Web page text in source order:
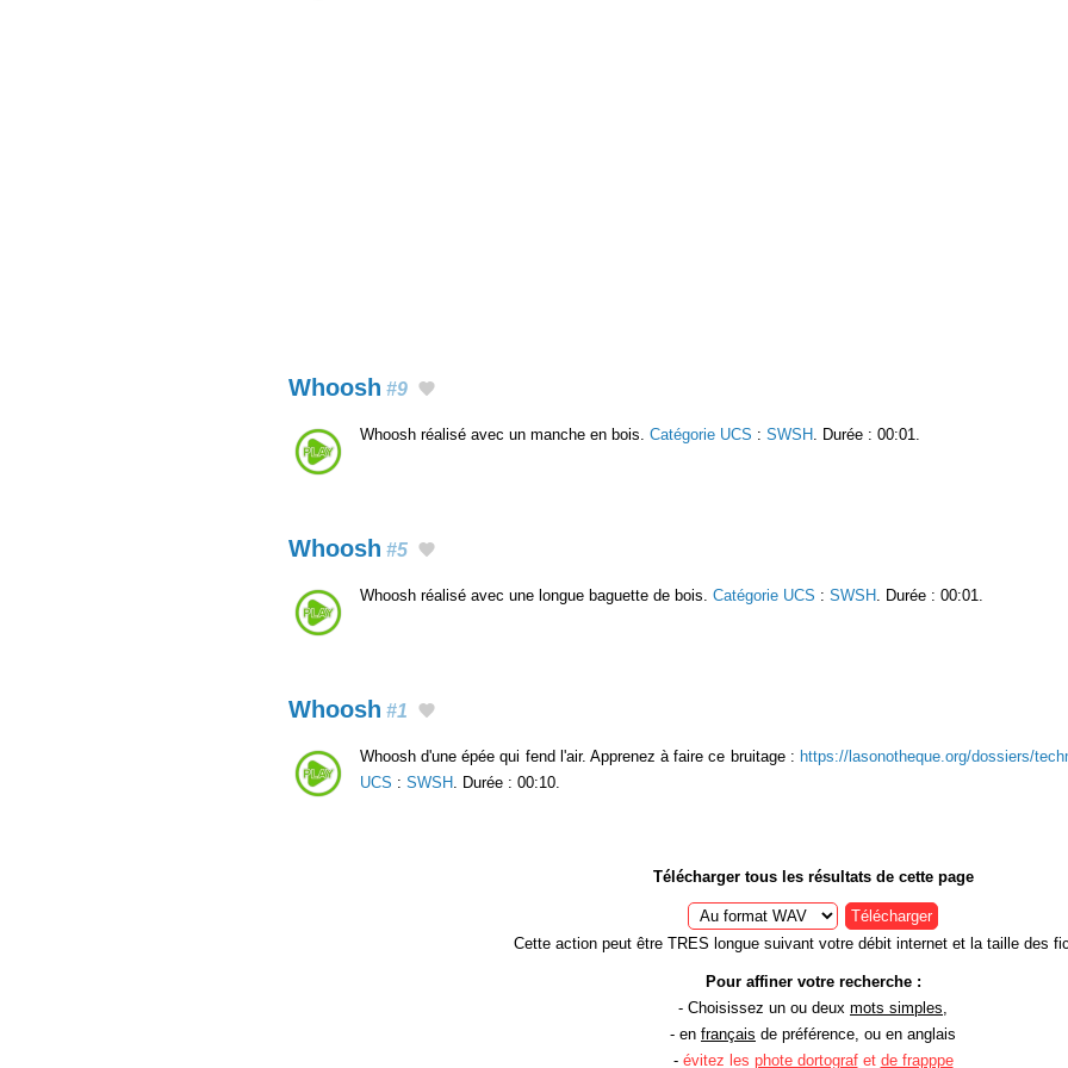
Whoosh #9
Whoosh réalisé avec un manche en bois. Catégorie UCS : SWSH . Durée : 00:01.
Whoosh #5
Whoosh réalisé avec une longue baguette de bois. Catégorie UCS : SWSH . Durée : 00:01.
Whoosh #1
Whoosh d'une épée qui fend l'air. Apprenez à faire ce bruitage : https://lasonotheque.org/dossiers/
UCS : SWSH
. Durée : 00:10.
Télécharger tous les résultats de cette page
Télécharger
Cette action peut être TRES longue suivant votre débit internet et la taille des
Pour affiner votre recherche :
- Choisissez un ou deux mots simples
- en français de préférence, ou en anglais
- évitez les phote dortografet de frapppe